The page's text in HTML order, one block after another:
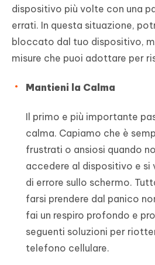
dispositivo più volte con una
errati. In questa situazione,
bloccato dal tuo dispositivo,
misure che puoi adottare per
Mantieni la Calma
Il primo e più importante
calma. Capiamo che è
frustrati o ansiosi quando
accedere al dispositivo e si
di errore sullo schermo.
farsi prendere dal panico
fai un respiro profondo e
seguenti soluzioni per
telefono cellulare.